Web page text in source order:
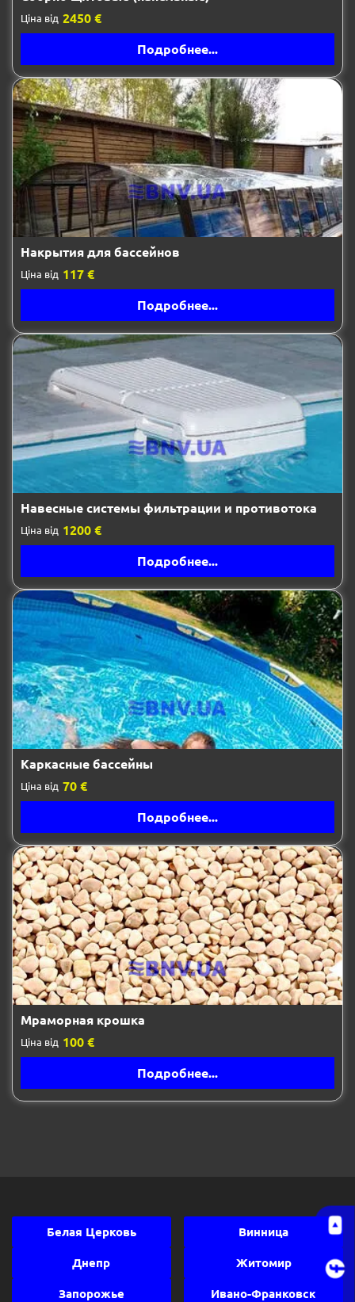
Ціна від 2450 €
Подробнее...
Накрытия для бассейнов
Ціна від 117 €
Подробнее...
Навесные системы фильтрации и противотока
Ціна від 1200 €
Подробнее...
Каркасные бассейны
Ціна від 70 €
Подробнее...
Мраморная крошка
Ціна від 100 €
Подробнее...
Белая Церковь
Винница
Днепр
Житомир
Запорожье
Ивано-Франковск